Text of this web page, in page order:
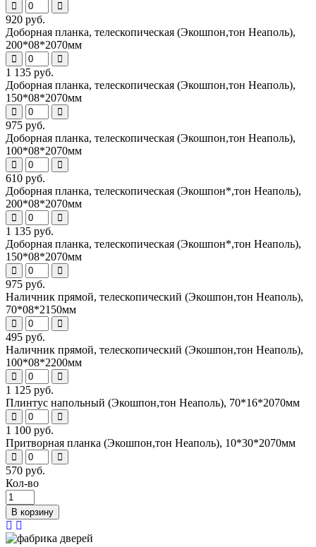
920 руб.
Доборная планка, телескопическая (Экошпон,тон Неаполь),
200*08*2070мм
1 135 руб.
Доборная планка, телескопическая (Экошпон,тон Неаполь),
150*08*2070мм
975 руб.
Доборная планка, телескопическая (Экошпон,тон Неаполь),
100*08*2070мм
610 руб.
Доборная планка, телескопическая (Экошпон*,тон Неаполь),
200*08*2070мм
1 135 руб.
Доборная планка, телескопическая (Экошпон*,тон Неаполь),
150*08*2070мм
975 руб.
Наличник прямой, телескопический (Экошпон,тон Неаполь),
70*08*2150мм
495 руб.
Наличник прямой, телескопический (Экошпон,тон Неаполь),
100*08*2200мм
1 125 руб.
Плинтус напольный (Экошпон,тон Неаполь), 70*16*2070мм
1 100 руб.
Притворная планка (Экошпон,тон Неаполь), 10*30*2070мм
570 руб.
Кол-во
В корзину